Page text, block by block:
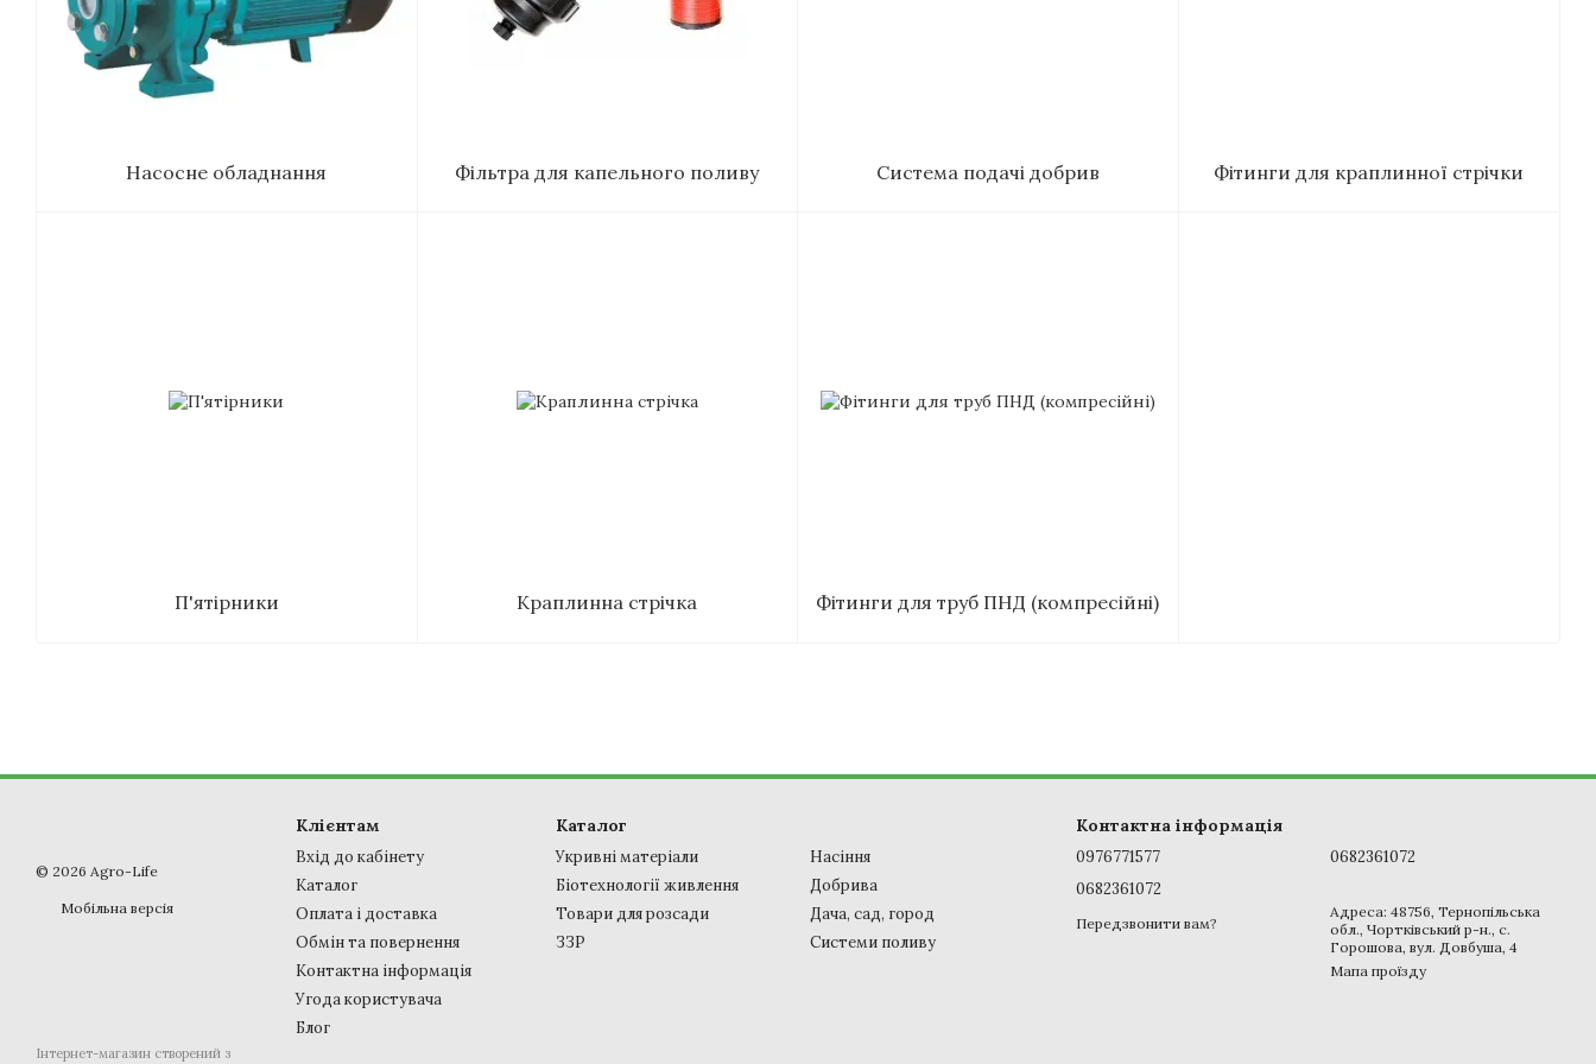
Насосне обладнання Фільтра для капельного поливу Система подачі добрив Фітинги для краплинної стрічки
П'ятірники Краплинна стрічка Фітинги для труб ПНД (компресійні)
© 2026 Agro-Life
Мобільна версія
Інтернет-магазин створений з
Клієнтам
Вхід до кабінету
Каталог
Оплата і доставка
Обмін та повернення
Контактна інформація
Угода користувача
Блог
Каталог
Укривні матеріали
Біотехнології живлення
Товари для розсади
ЗЗР
Насіння
Добрива
Дача, сад, город
Системи поливу
Контактна інформація
0976771577
0682361072
Передзвонити вам?
0682361072
Адреса: 48756, Тернопільська
обл., Чортківський р-н., с.
Горошова, вул. Довбуша, 4
Мапа проїзду